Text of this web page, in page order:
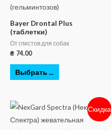
Bayer Drontal Plus
(таблетки)
От глистов для собак
₴ 74.00
Выбрать ...
Скидка